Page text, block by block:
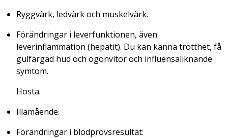
Ryggvärk, ledvärk och muskelvärk.
Förändringar i leverfunktionen, även
leverinflammation (hepatit). Du kan känna trötthet, få
gulfärgad hud och ögonvitor och influensaliknande
symtom.
Hosta.
Illamående.
Förändringar i blodprovsresultat: